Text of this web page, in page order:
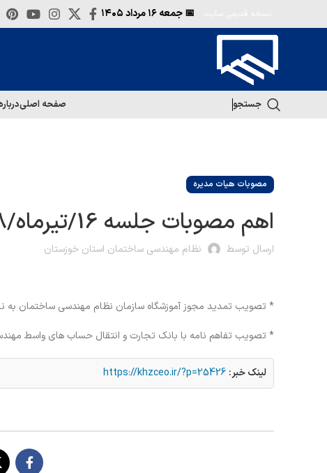
📅 جمعه
جستجو صفحه اصلی
مصوبات هیات مدیره
اهم مصوبات جلسه 16/تیرماه/98
ارسال توسط نظام مهندسی ساختمان استان خوزستان
* تصویب تمدید مجوز آموزشگاه سازمان نظام مهندسی ساختمان به
* تصویب تفاهم نامه با بانک تجارت و انتقال حساب های واسط
لینک خبر: https://khzceo.ir/?p=25426